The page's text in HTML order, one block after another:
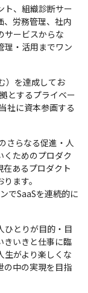
ト、組織診断サー
、労務管理、社内
サービスからな
理・活用までワン
）を達成してお
とするプライベー
社に資本参画する
さらなる促進・人
くためのプロダク
在あるプロダクト
ます。
でSaaSを連続的に
ひとりが目的・目
きいきと仕事に臨
生がより楽しくな
の中の実現を目指